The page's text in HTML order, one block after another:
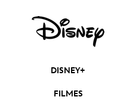
DISNEY+
FILMES